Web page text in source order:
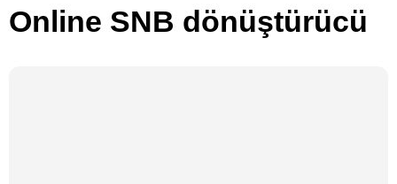
Online SNB dönüştürücü